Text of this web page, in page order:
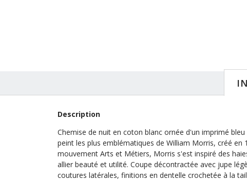
Description
Chemise de nuit en coton blanc ornée d'un imprimé
peint les plus emblématiques de William Morris, créé
mouvement Arts et Métiers, Morris s'est inspiré des
allier beauté et utilité. Coupe décontractée avec jupe
coutures latérales, finitions en dentelle crochetée à la